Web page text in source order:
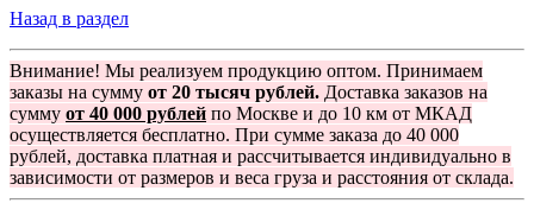
Назад в раздел
Внимание! Мы реализуем продукцию оптом. Принимаем
заказы на сумму от 20 тысяч рублей. Доставка заказов на
сумму от 40 000 рублей по Москве и до 10 км от МКАД
осуществляется бесплатно. При сумме заказа до 40 000
рублей, доставка платная и рассчитывается индивидуально в
зависимости от размеров и веса груза и расстояния от склада.